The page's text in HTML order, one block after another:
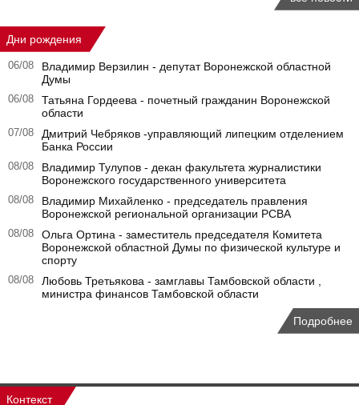
Дни рождения
06/08
Владимир Верзилин - депутат Воронежской областной
Думы
06/08
Татьяна Гордеева - почетный гражданин Воронежской
области
07/08
Дмитрий Чебряков -управляющий липецким отделением
Банка России
08/08
Владимир Тулупов - декан факультета журналистики
Воронежского государственного университета
08/08
Владимир Михайленко - председатель правления
Воронежской региональной организации РСВА
08/08
Ольга Ортина - заместитель председателя Комитета
Воронежской областной Думы по физической культуре и
спорту
08/08
Любовь Третьякова - замглавы Тамбовской области ,
министра финансов Тамбовской области
Подробнее
Контекст